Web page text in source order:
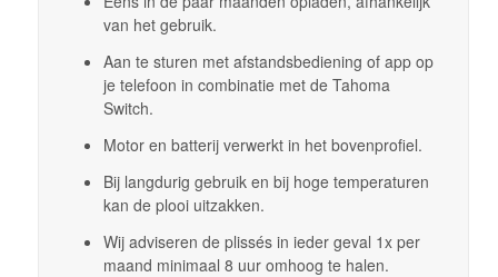
van het gebruik.
Aan te sturen met afstandsbediening of app op
je telefoon in combinatie met de Tahoma
Switch.
Motor en batterij verwerkt in het bovenprofiel.
Bij langdurig gebruik en bij hoge temperaturen
kan de plooi uitzakken.
Wij adviseren de plissés in ieder geval 1x per
maand minimaal 8 uur omhoog te halen.